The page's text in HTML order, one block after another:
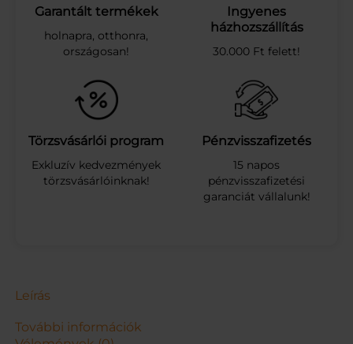
é
ü
l
ö
d
ő
a
s
z
t
k
k
Garantált termékek
holnapra, otthonra,
országosan!
Ingyenes
házhozszállítás
30.000 Ft felett!
Törzsvásárlói program
Exkluzív kedvezmények
törzsvásárlóinknak!
Pénzvisszafizetés
15 napos
pénzvisszafizetési
garanciát vállalunk!
Leírás
További információk